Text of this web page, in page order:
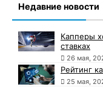
Недавние новости
Капперы
ставках
26 мая,
Рейтинг
25 мая,